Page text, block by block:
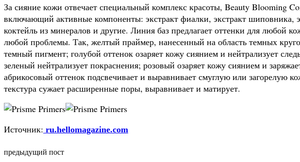
За сияние кожи отвечает специальный комплекс красоты, Beauty Blooming
включающий активные компоненты: экстракт фиалки, экстракт шиповника,
коктейль из минералов и другие. Линия баз предлагает оттенки для любой
любой проблемы. Так, желтый праймер, нанесенный на область темных
темный пигмент; голубой оттенок озаряет кожу сиянием и нейтрализует
зеленый нейтрализует покраснения; розовый озаряет кожу сиянием и
абрикосовый оттенок подсвечивает и выравнивает смуглую или загорелую
текстура сужает расширенные поры, выравнивает и матирует.
Источник: ru.hellomagazine.com
предыдущий пост